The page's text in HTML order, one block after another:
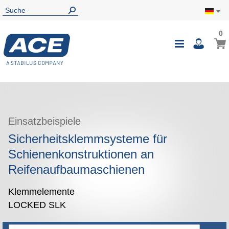
00
Einsatzbeispiele
Sicherheitsklemmsysteme für
Schienenkonstruktionen an
Reifenaufbaumaschienen
Klemmelemente
LOCKED SLK